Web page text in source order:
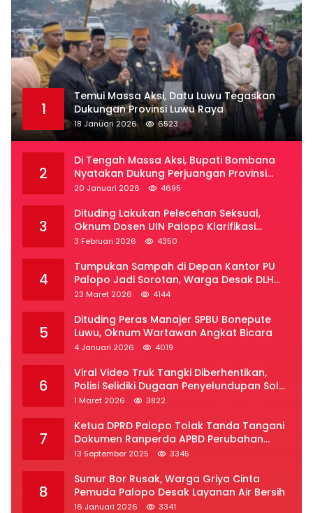
1
Temui Massa Aksi, Datu Luwu Tegaskan
Dukungan Provinsi Luwu Raya
18 Januari 2026 6523
2
Di Tengah Massa Aksi, Bupati Bombana
Nyatakan Dukung Perjuangan Provinsi
Luwu Raya
20 Januari 2026 4695
3
Dituding Lakukan Pelecehan Seksual,
Oknum Dosen UIN Palopo Klarifikasi
Kronologi
3 Februari 2026 4350
4
Tumpukan Sampah di Depan Kantor PU
Palopo Jadi Sorotan, Warga Desak DLH
Segera Bertindak
23 Maret 2026 4144
5
Dituding Peras Manajer SPBU Bonepute
Luwu, Oknum Wartawan Angkat Bicara
4 Januari 2026 4019
6
Viral Video Truk Tangki Diberhentikan,
Polisi Selidiki Dugaan Penyelundupan Solar
Subsidi di Palopo
1 Maret 2026 3822
7
Ketua DPRD Palopo Tolak Tanda Tangani
Dokumen Ranperda APBD Perubahan
2025
13 September 2025 3345
8
Sumur Bor Rusak, Warga Griya Cinta
Pemuda Palopo Desak Layanan Air Bersih
16 Januari 2026 3341